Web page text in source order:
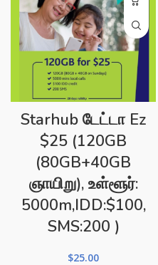
Starhub டேட்டா Ez
$25 (120GB
(80GB+40GB
ஞாயிறு), உள்ளூர்:
5000m,IDD:$100,
SMS:200 )
$25.00